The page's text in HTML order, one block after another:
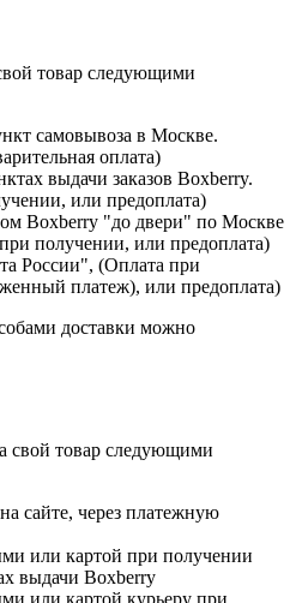
товар следующими
самовывоза в Москве.
оплата)
выдачи заказов Boxberry.
или предоплата)
Boxberry "до двери" по Москве
получении, или предоплата)
России", (Оплата при
платеж), или предоплата)
доставки можно
свой товар следующими
сайте, через платежную
или картой при получении
выдачи Boxberry